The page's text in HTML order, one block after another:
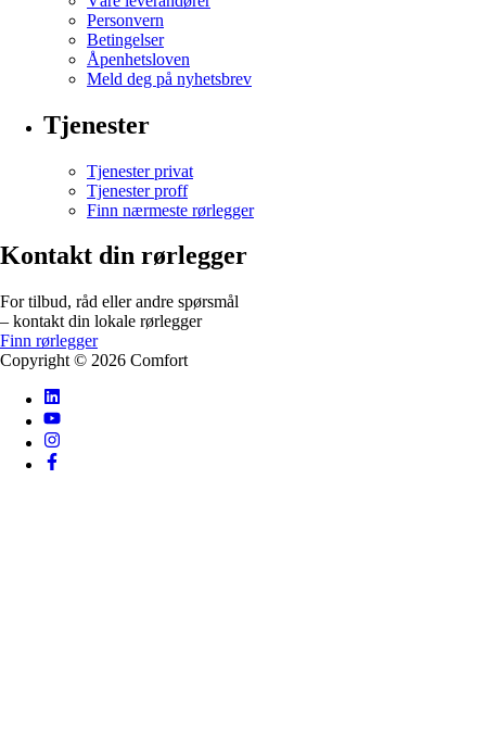
Personvern
Betingelser
Åpenhetsloven
Meld deg på nyhetsbrev
Tjenester
Tjenester privat
Tjenester proff
Finn nærmeste rørlegger
Kontakt din rørlegger
For tilbud, råd eller andre spørsmål
– kontakt din lokale rørlegger
Finn rørlegger
Copyright © 2026 Comfort